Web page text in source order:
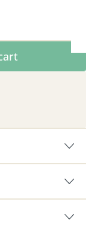
desired